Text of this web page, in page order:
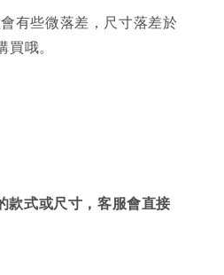
有些微落差，尺寸落差於
哦。
款式或尺寸，客服會直接